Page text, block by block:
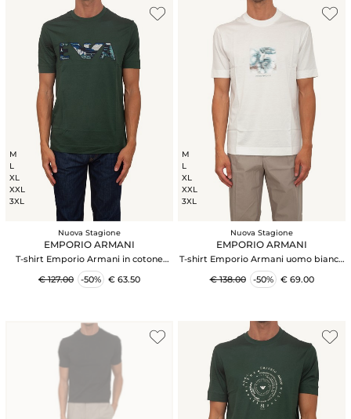
M
L
XL
XXL
3XL
Nuova Stagione
EMPORIO ARMANI
T-shirt Emporio Armani in cotone
verde ricamo logo
€ 127.00
-50% € 63.50
M
L
XL
XXL
3XL
Nuova Stagione
EMPORIO ARMANI
T-shirt Emporio Armani uomo bianca
con stampa
€ 138.00
-50% € 69.00